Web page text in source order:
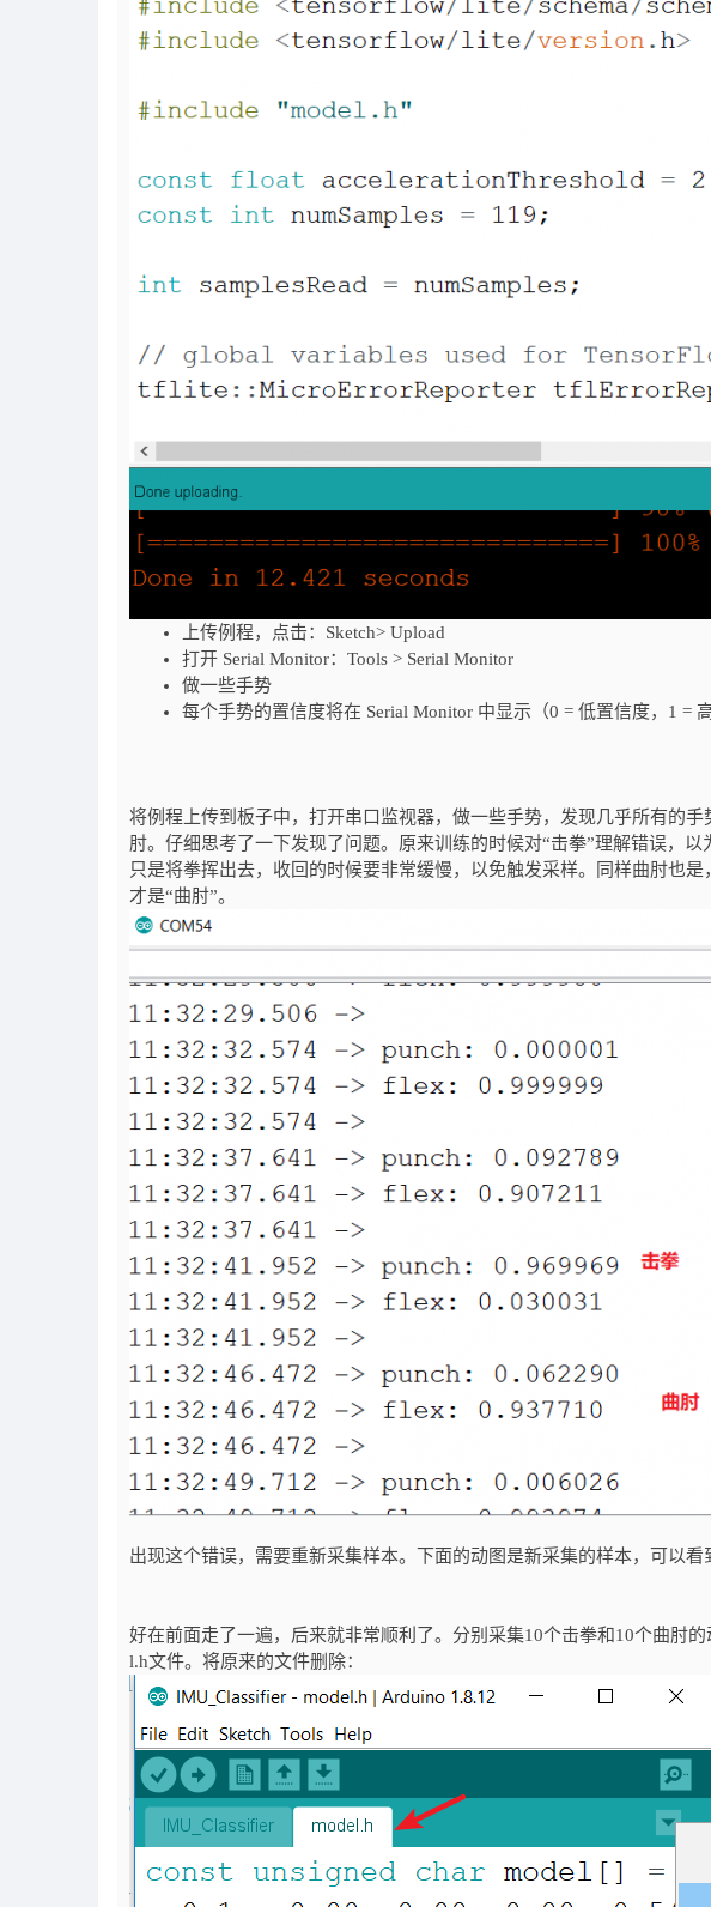
上传例程，点击：Sketch> Upload
打开 Serial Monitor：Tools > Serial Monitor
做一些手势
每个手势的置信度将在 Serial Monitor 中显示（0 = 低置信度，1 =
将例程上传到板子中，打开串口监视器，做一些手势，发现几乎所有的
肘。仔细思考了一下发现了问题。原来训练的时候对“击拳”理解错误，
只是将拳挥出去，收回的时候要非常缓慢，以免触发采样。同样曲肘也
才是“曲肘”。
出现这个错误，需要重新采集样本。下面的动图是新采集的样本，可以看
好在前面走了一遍，后来就非常顺利了。分别采集10个击拳和10个曲肘
l.h文件。将原来的文件删除：